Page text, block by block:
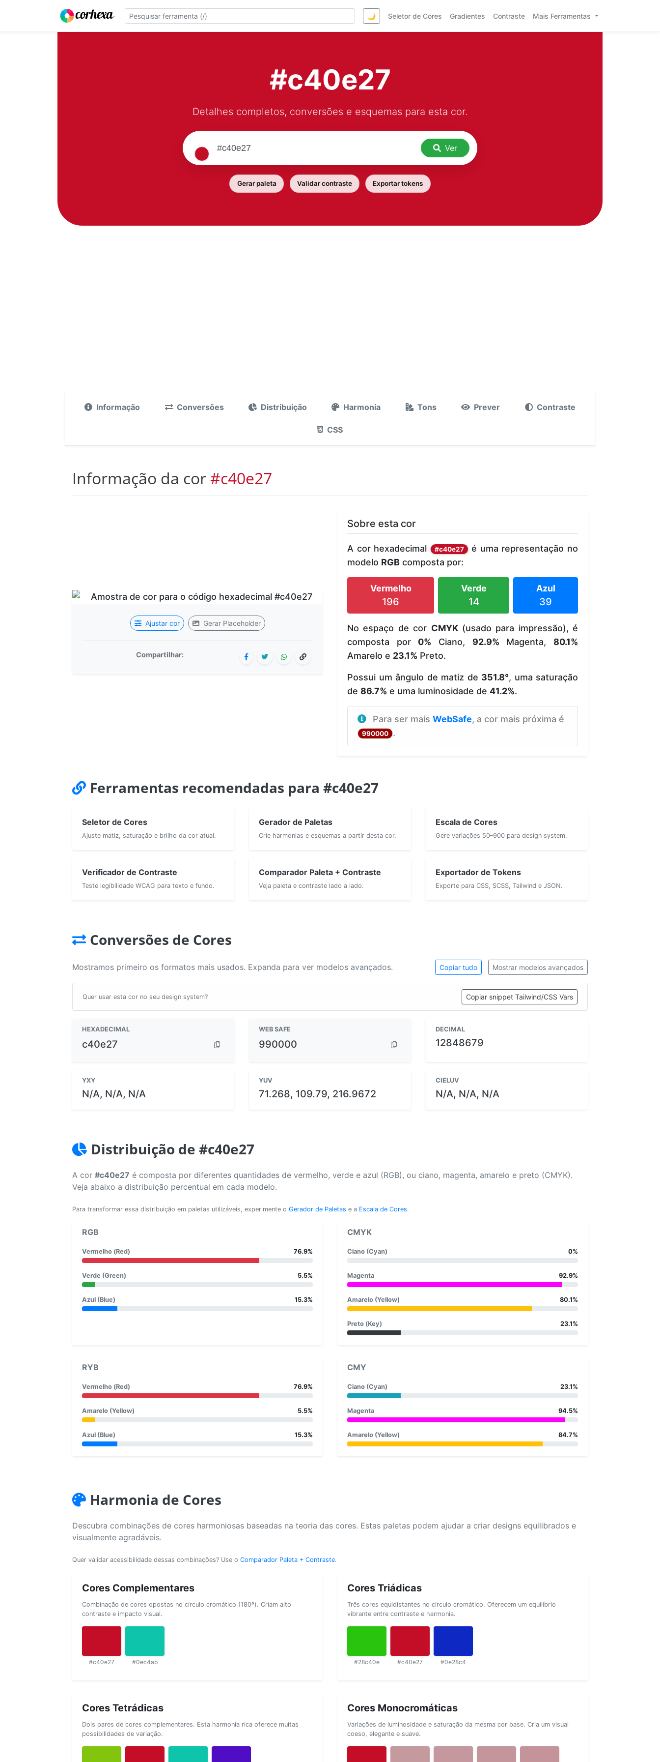
🌙 Seletor de Cores Gradientes Contraste Mais Ferramentas
#c40e27
Detalhes completos, conversões e esquemas para esta cor.
Ver
Gerar paleta Validar contraste Exportar tokens
Informação Conversões Distribuição Harmonia Tons Prever Contraste
CSS
Informação da cor#c40e27
Ajustar cor Gerar Placeholder
Compartilhar:
Sobre esta cor
A cor hexadecimal #c40e27 é uma representação no
modelo RGB composta por:
Vermelho
196
Verde
14
Azul
39
No espaço de cor CMYK(usado para impressão), é
composta por 0% Ciano, 92.9% Magenta, 80.1%
Amarelo e 23.1% Preto.
Possui um ângulo de matiz de 351.8°, uma saturação
de 86.7% e uma luminosidade de 41.2%.
Para ser mais WebSafe, a cor mais próxima é
990000 .
Ferramentas recomendadas para #c40e27
Seletor de Cores
Ajuste matiz, saturação e brilho da cor atual.
Gerador de Paletas
Crie harmonias e esquemas a partir desta cor.
Escala de Cores
Gere variações 50–900 para design system.
Verificador de Contraste
Teste legibilidade WCAG para texto e fundo.
Comparador Paleta + Contraste
Veja paleta e contraste lado a lado.
Exportador de Tokens
Exporte para CSS, SCSS, Tailwind e JSON.
Conversões de Cores
Mostramos primeiro os formatos mais usados. Expanda para ver modelos avançados. Copiar tudo Mostrar modelos avançados
Quer usar esta cor no seu design system? Copiar snippet Tailwind/CSS Vars
HEXADECIMAL
c40e27
WEB SAFE
990000
DECIMAL
12848679
YXY
N/A, N/A, N/A
YUV
71.268, 109.79, 216.9672
CIELUV
N/A, N/A, N/A
Distribuição de #c40e27
A cor #c40e27 é composta por diferentes quantidades de vermelho, verde e azul (RGB), ou ciano, magenta, amarelo e preto (CMYK).
Veja abaixo a distribuição percentual em cada modelo.
Para transformar essa distribuição em paletas utilizáveis, experimente o Gerador de Paletas e a Escala de Cores.
RGB
Vermelho (Red) 76.9%
Verde (Green) 5.5%
Azul (Blue) 15.3%
CMYK
Ciano (Cyan) 0%
Magenta 92.9%
Amarelo (Yellow) 80.1%
Preto (Key) 23.1%
RYB
Vermelho (Red) 76.9%
Amarelo (Yellow) 5.5%
Azul (Blue) 15.3%
CMY
Ciano (Cyan) 23.1%
Magenta 94.5%
Amarelo (Yellow) 84.7%
Harmonia de Cores
Descubra combinações de cores harmoniosas baseadas na teoria das cores. Estas paletas podem ajudar a criar designs equilibrados e
visualmente agradáveis.
Quer validar acessibilidade dessas combinações? Use o Comparador Paleta + Contraste.
Cores Complementares
Combinação de cores opostas no círculo cromático (180º). Criam alto
contraste e impacto visual.
#c40e27 #0ec4ab
Cores Triádicas
Três cores equidistantes no círculo cromático. Oferecem um equilíbrio
vibrante entre contraste e harmonia.
#28c40e #c40e27 #0e28c4
Cores Tetrádicas
Dois pares de cores complementares. Esta harmonia rica oferece muitas
possibilidades de variação.
Cores Monocromáticas
Variações de luminosidade e saturação da mesma cor base. Cria um visual
coeso, elegante e suave.